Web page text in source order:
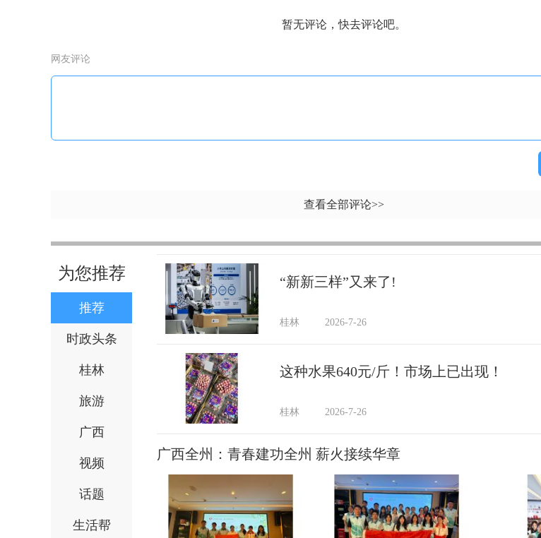
暂无评论，快去评论吧。
网友评论
查看全部评论>>
为您推荐
推荐
时政头条
桂林
旅游
广西
视频
话题
生活帮
“新新三样”又来了!
桂林 2026-7-26
这种水果640元/斤！市场上已出现！
桂林 2026-7-26
广西全州：青春建功全州 薪火接续华章